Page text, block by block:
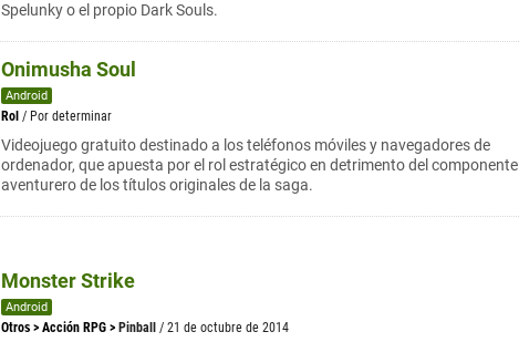
Spelunky o el propio Dark Souls.
Onimusha Soul
Android
Rol / Por determinar
Videojuego gratuito destinado a los teléfonos móviles y navegadores de
ordenador, que apuesta por el rol estratégico en detrimento del componente
aventurero de los títulos originales de la saga.
Monster Strike
Android
Otros > Acción RPG > Pinball / 21 de octubre de 2014